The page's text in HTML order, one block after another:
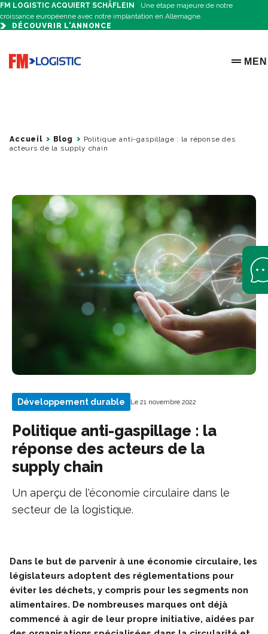
FM LOGISTIC ACQUIERT SCHÄFLEIN
Une étape majeure de notre
croissance européenne avec notre implantation en Allemagne.
DÉCOUVRIR L'ANNONCE
Go to home page
OPEN
Accueil Blog
Politique anti-gaspillage : la réponse des
acteurs de la supply chain
Développement durable Le 21 novembre 2022
Politique anti-gaspillage : la
réponse des acteurs de la
supply chain
Un aperçu de l'économie circulaire dans le
secteur de la logistique.
Dans le but de parvenir à une économie circulaire, les
législateurs adoptent des réglementations pour
éviter les déchets, y compris pour les segments non
alimentaires. De nombreuses marques ont déjà
commencé à agir de leur propre initiative, aidées par